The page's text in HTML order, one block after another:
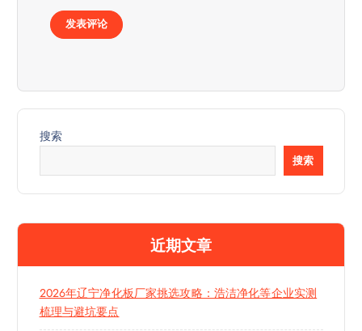
搜索
搜索
近期文章
2026年辽宁净化板厂家挑选攻略：浩洁净化等企业实测
梳理与避坑要点